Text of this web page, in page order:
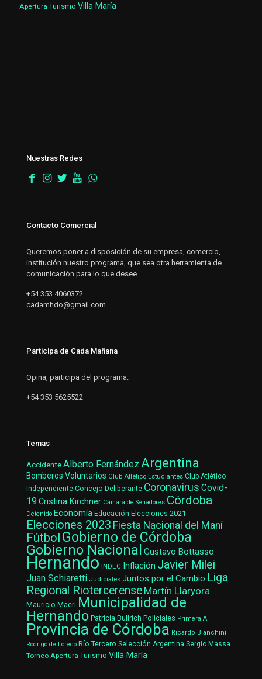
Apertura Turismo Villa María
Nuestras Redes
Contacto Comercial
Queremos poner a disposición de su empresa, comercio,
institución nuestro programa, que sea otra herramienta de
comunicación para lo que desee.
+54 353 4060372
cadamhdo@gmail.com
Participa de Cada Mañana
Opina, participa del programa.
+54 353 5625522
Temas
AccidenteAlberto Fernández Argentina
Bomberos Voluntarios Club Atlético Estudiantes Club Atlético
Independiente Concejo Deliberante Coronavirus Covid-
19 Cristina Kirchner Cámara de Senadores Córdoba
Detenido Economía Educación Elecciones 2021
Elecciones 2023 Fiesta Nacional del Maní
Fútbol Gobierno de Córdoba
Gobierno Nacional Gustavo Bottasso
Hernando INDEC Inflación Javier Milei
Juan Schiaretti Judiciales Juntos por el Cambio Liga
Regional Riotercerense Martín Llaryora
Mauricio Macri Municipalidad de
Hernando Patricia Bullrich Policiales Primera A
Provincia de Córdoba Ricardo Bianchini
Rodrigo de Loredo Río Tercero Selección Argentina Sergio Massa
Torneo Apertura Turismo Villa María